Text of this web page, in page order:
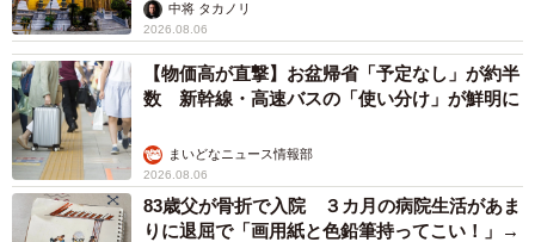
中将 タカノリ
2026.08.06
【物価高が直撃】お盆帰省「予定なし」が約半
数 新幹線・高速バスの「使い分け」が鮮明に
まいどなニュース情報部
2026.08.06
83歳父が骨折で入院 ３カ月の病院生活があま
りに退屈で「画用紙と色鉛筆持ってこい！」→